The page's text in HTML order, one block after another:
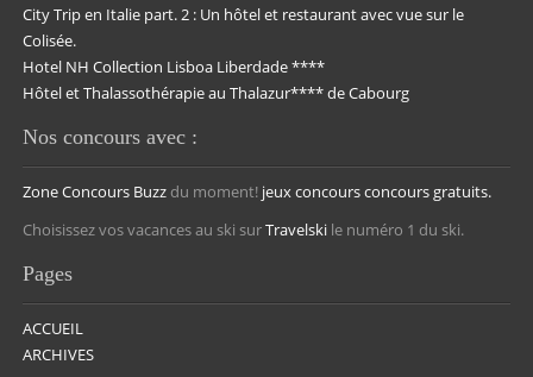
City Trip en Italie part. 2 : Un hôtel et restaurant avec vue sur le
Colisée.
Hotel NH Collection Lisboa Liberdade ****
Hôtel et Thalassothérapie au Thalazur**** de Cabourg
Nos concours avec :
Zone Concours Buzz du moment! jeux concoursconcours gratuits.
Choisissez vos vacances au ski surTravelski le numéro 1 du ski.
Pages
ACCUEIL
ARCHIVES